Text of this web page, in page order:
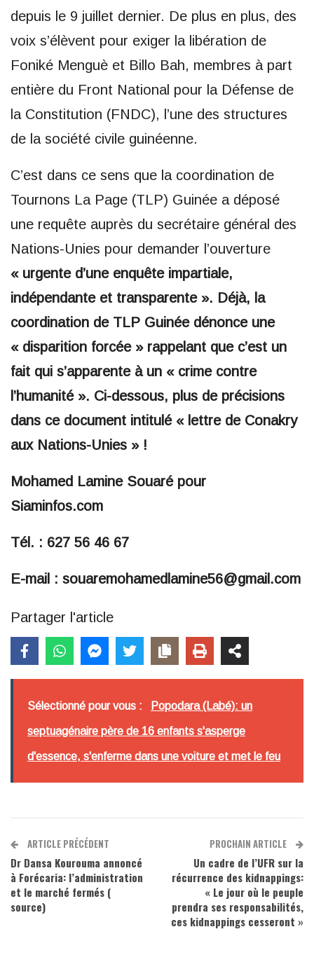
depuis le 9 juillet dernier. De plus en plus, des
voix s’élèvent pour exiger la libération de
Foniké Menguè et Billo Bah, membres à part
entière du Front National pour la Défense de
la Constitution (FNDC), l’une des structures
de la société civile guinéenne.
C’est dans ce sens que la coordination de
Tournons La Page (TLP) Guinée a déposé
une requête auprès du secrétaire général des
Nations-Unies pour demander l’ouverture
« urgente d’une enquête impartiale,
indépendante et transparente ». Déjà, la
coordination de TLP Guinée dénonce une
« disparition forcée » rappelant que c’est un
fait qui s’apparente à un « crime contre
l’humanité ». Ci-dessous, plus de précisions
dans ce document intitulé « lettre de Conakry
aux Nations-Unies » !
Mohamed Lamine Souaré pour
Siaminfos.com
Tél. : 627 56 46 67
E-mail : souaremohamedlamine56@gmail.com
Partager l'article
Sélectionné pour vous : Popodara (Labé): un
septuagénaire père de 16 enfants s'asperge
d'essence, s'enferme dans une voiture et met le feu
ARTICLE PRÉCÉDENT
Dr Dansa Kourouma annoncé
à Forécaria: l’administration
et le marché fermés (
source)
PROCHAIN ARTICLE
Un cadre de l’UFR sur la
récurrence des kidnappings:
« Le jour où le peuple
prendra ses responsabilités,
ces kidnappings cesseront »